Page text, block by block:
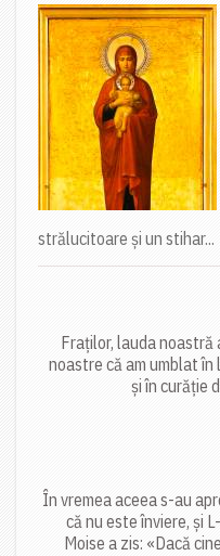
strălucitoare și un stihar...
Fraților, lauda
noastre că am umblat în
și în curăție
În vremea aceea s-au
că nu este înviere, și
Moise a zis: «Dacă